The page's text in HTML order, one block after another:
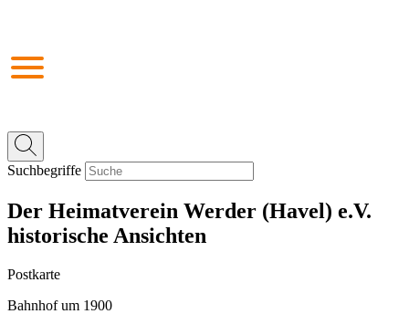
Suchbegriffe
Der Heimatverein Werder (Havel) e.V.
historische Ansichten
Postkarte
Bahnhof um 1900